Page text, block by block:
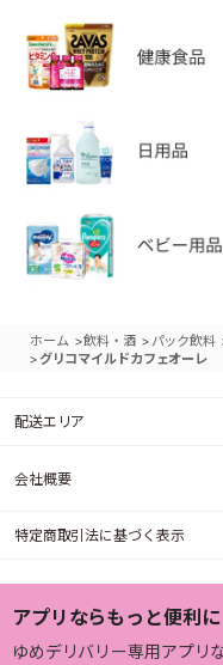
ホーム >飲料・酒 > パック飲料
>グリコマイルドカフェオーレ
配送エリア
会社概要
特定商取引法に基づく表示
アプリならもっと便利に
ゆめデリバリー専用アプリな